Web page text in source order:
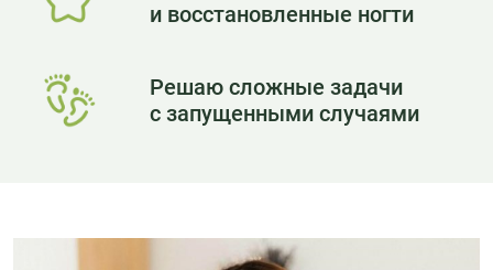
и восстановленные ногти
Решаю сложные задачи
с запущенными случаями